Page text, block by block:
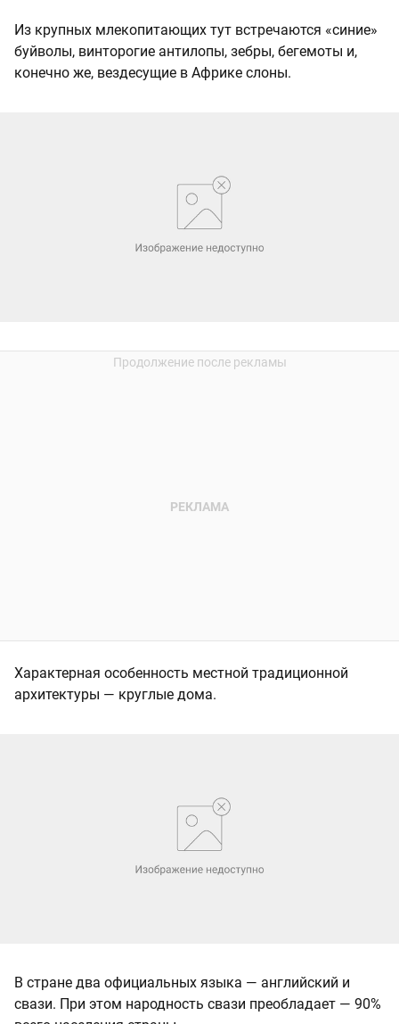
Из крупных млекопитающих тут встречаются «синие»
буйволы, винторогие антилопы, зебры, бегемоты и,
конечно же, вездесущие в Африке слоны.
Характерная особенность местной традиционной
архитектуры — круглые дома.
В стране два официальных языка — английский и
свази. При этом народность свази преобладает — 90%